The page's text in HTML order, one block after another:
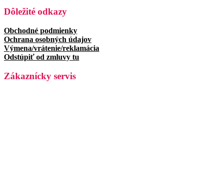
Dôležité odkazy
Obchodné podmienky
Ochrana osobných údajov
Výmena/vrátenie/reklamácia
Odstúpiť od zmluvy tu
Zákaznícky servis